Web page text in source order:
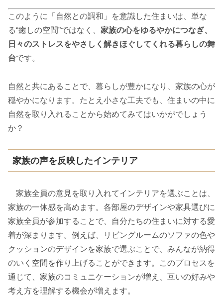
このように「自然との調和」を意識した住まいは、単な
る“癒しの空間”ではなく、 家族の心をゆるやかにつなぎ、
日々のストレスをやさしく解きほぐしてくれる暮らしの舞
台です。
自然と共にあることで、暮らしが豊かになり、家族の心が
穏やかになります。たとえ小さな工夫でも、住まいの中に
自然を取り入れることから始めてみてはいかがでしょう
か？
家族の声を反映したインテリア
家族全員の意見を取り入れてインテリアを選ぶことは、
家族の一体感を高めます。各部屋のデザインや家具選びに
家族全員が参加することで、自分たちの住まいに対する愛
着が深まります。例えば、リビングルームのソファの色や
クッションのデザインを家族で選ぶことで、みんなが納得
のいく空間を作り上げることができます。このプロセスを
通じて、家族のコミュニケーションが増え、互いの好みや
考え方を理解する機会が増えます。